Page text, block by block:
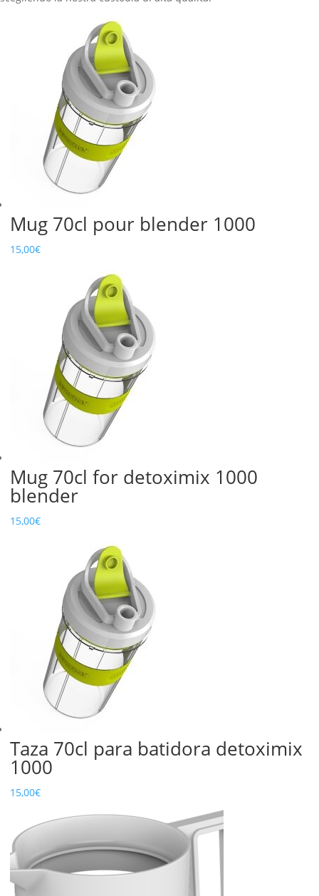
Mug 70cl pour blender 1000
15,00€
Mug 70cl for detoximix 1000
blender
15,00€
Taza 70cl para batidora detoximix
1000
15,00€